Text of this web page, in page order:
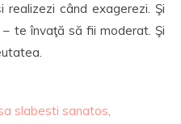
când exagerezi. Şi
te învaţă să fii moderat. Şi
slabesti sanatos,